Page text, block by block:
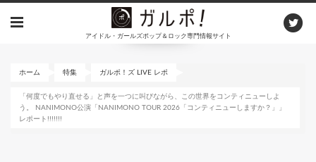
アイドル・ガールズポップ＆ロック専門情報サイト
ホーム 特集 ガルポ！ズ LIVE レポ
「何度でもやり直せる」と声を一つに叫びながら、この世界をコンティニューしよ
う。 NANIMONO公演「NANIMONO TOUR 2026「コンティニューしますか？」」
レポート!!!!!!!